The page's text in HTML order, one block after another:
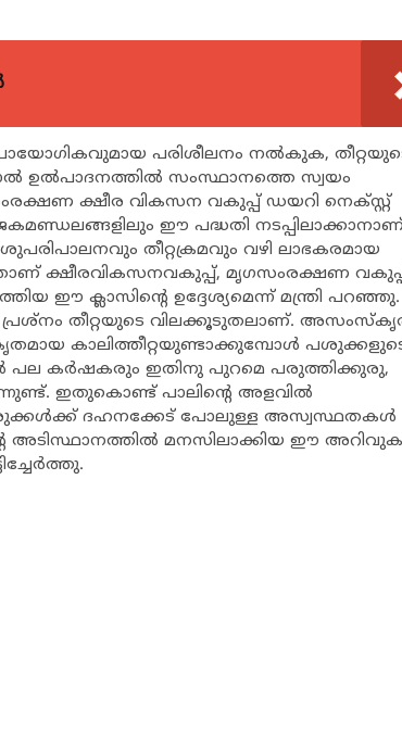
പരിശീലനം നല്‍കുക,
ഉല്‍പാദനത്തില്‍ സംസ്ഥാനത്തെ സ്വയം
ക്ഷീര വികസന വകുപ്പ് ഡയറി നെക്സ്റ്റ്
ഈ പദ്ധതി
തീറ്റക്രമവും വഴി ലാഭകരമായ
ക്ഷീരവികസനവകുപ്പ്, മൃഗസംരക്ഷണ
ക്ലാസിന്‍റെ ഉദ്ദേശ്യമെന്ന് മന്ത്രി പറഞ്ഞു.
പ്രശ്നം തീറ്റയുടെ വിലക്കൂടുതലാണ്.
കാലിത്തീറ്റയുണ്ടാക്കുമ്പോള്‍
പല കര്‍ഷകരും ഇതിനു പുറമെ പരുത്തിക്കുരു,
ഇതുകൊണ്ട് പാലിന്‍റെ അളവില്‍
ദഹനക്കേട് പോലുള്ള അസ്വസ്ഥതകള്‍
അടിസ്ഥാനത്തില്‍ മനസിലാക്കിയ ഈ